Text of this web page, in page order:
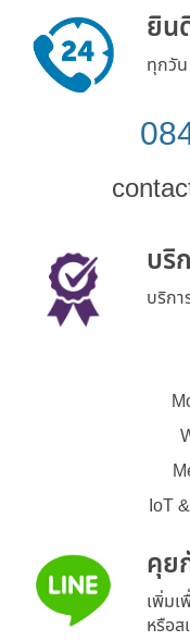
ยิน
ทุกวัน
บริ
บริกา
IoT
คุย
เพิ่ม
หรือ